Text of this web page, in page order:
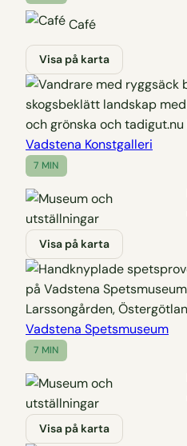
Café
Visa på karta
Vadstena Konstgalleri
7 MIN
Visa på karta
Vadstena Spetsmuseum
7 MIN
Visa på karta